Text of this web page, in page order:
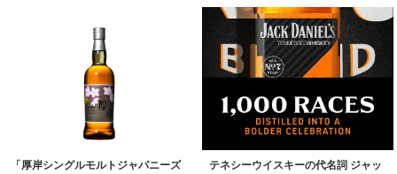
「厚岸シングルモルトジャパニーズ
テネシーウイスキーの代名詞 ジャッ